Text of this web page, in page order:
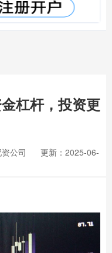
杠杆，投资更
公司
更新：2025-06-